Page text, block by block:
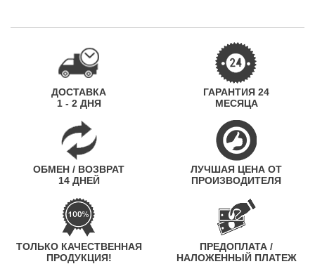
ДОСТАВКА
1 - 2 ДНЯ
ГАРАНТИЯ 24
МЕСЯЦА
ОБМЕН / ВОЗВРАТ
14 ДНЕЙ
ЛУЧШАЯ ЦЕНА ОТ
ПРОИЗВОДИТЕЛЯ
ТОЛЬКО КАЧЕСТВЕННАЯ
ПРОДУКЦИЯ!
ПРЕДОПЛАТА /
НАЛОЖЕННЫЙ ПЛАТЕЖ